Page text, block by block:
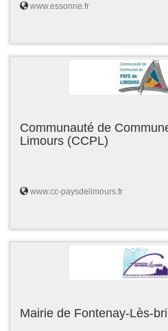
www.essonne.fr
Communauté de
Limours (CCPL)
www.cc-paysdelimours.fr
Mairie de Fontenay-Lès-